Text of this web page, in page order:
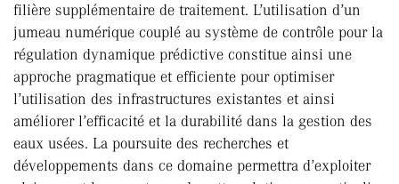
filière supplémentaire de traitement. L’utilisation d’un
jumeau numérique couplé au système de contrôle pour la
régulation dynamique prédictive constitue ainsi une
approche pragmatique et efficiente pour optimiser
l’utilisation des infrastructures existantes et ainsi
améliorer l’efficacité et la durabilité dans la gestion des
eaux usées. La poursuite des recherches et
développements dans ce domaine permettra d’exploiter